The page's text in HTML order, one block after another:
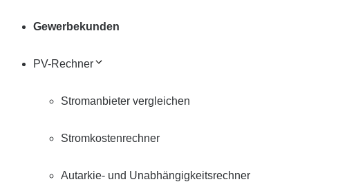
Gewerbekunden
PV-Rechner
Stromanbieter vergleichen
Stromkostenrechner
Autarkie- und Unabhängigkeitsrechner